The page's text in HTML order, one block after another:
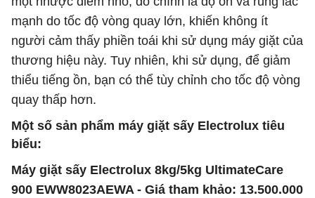
mạnh do tốc độ vòng quay lớn, khiến không ít
người cảm thấy phiền toái khi sử dụng máy giặt của
thương hiệu này. Tuy nhiên, khi sử dụng, để giảm
thiểu tiếng ồn, bạn có thể tùy chỉnh cho tốc độ vòng
quay thấp hơn.
Một số sản phẩm máy giặt sấy Electrolux tiêu
biểu:
Máy giặt sấy Electrolux 8kg/5kg UltimateCare
900 EWW8023AEWA - Giá tham khảo: 13.500.000